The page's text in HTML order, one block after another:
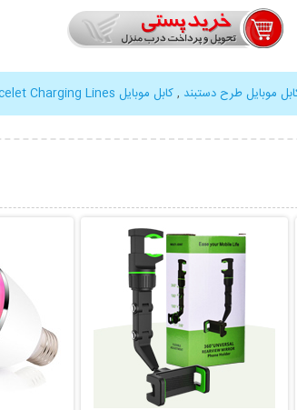
موبایل طرح دستبند ,کابل موبایل Bracelet Charging Lines